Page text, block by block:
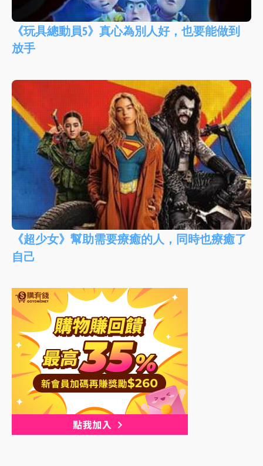
《玩具總動員5》真心為別人好，也要能做到
放手
《超少女》幫助需要療癒的人，同時也療癒了
自己